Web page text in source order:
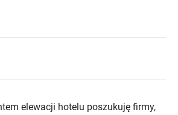
elewacji hotelu poszukuję firmy,